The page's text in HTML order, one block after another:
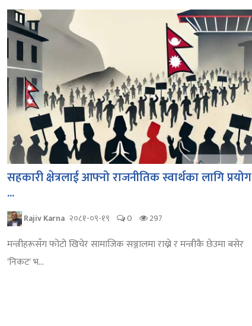
सहकारी क्षेत्रलाई आफ्नो राजनीतिक स्वार्थका लागि प्रयोग
...
Rajiv Karna २०८१-०९-१९ 0 297
मन्त्रीहरूसँग फोटो खिचेर सामाजिक सञ्जालमा राख्ने र मन्त्रीकै छेउमा बसेर
'निकट' भ...